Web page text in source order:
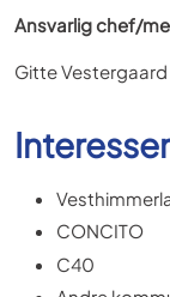
Ansvarlig chef/
Gitte
CONCITO
C40